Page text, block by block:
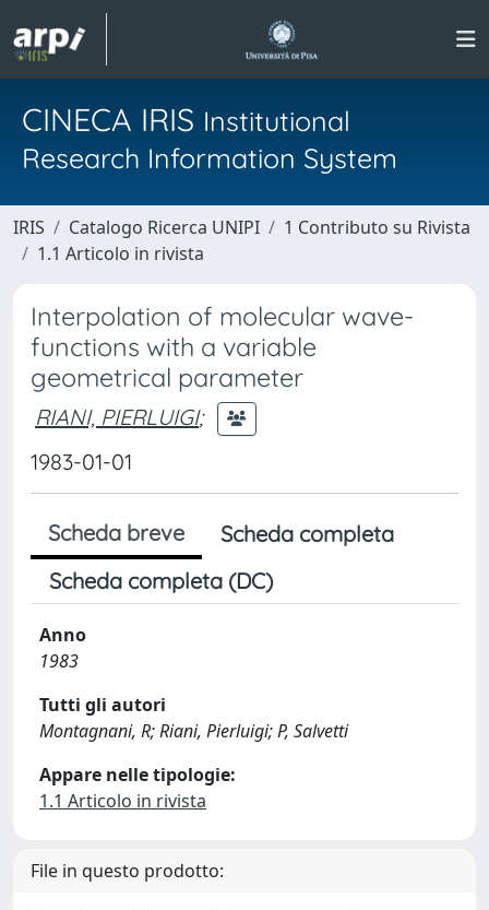
CINECA IRIS Institutional
Research Information System
IRIS Catalogo Ricerca UNIPI
1 Contributo su Rivista
1.1 Articolo in rivista
Interpolation of molecular wave-
functions with a variable
geometrical parameter
RIANI, PIERLUIGI;
1983-01-01
Scheda breve
Scheda completa
Scheda completa (DC)
Anno
1983
Tutti gli autori
Montagnani, R; Riani, Pierluigi; P, Salvetti
Appare nelle tipologie:
1.1 Articolo in rivista
File in questo prodotto: